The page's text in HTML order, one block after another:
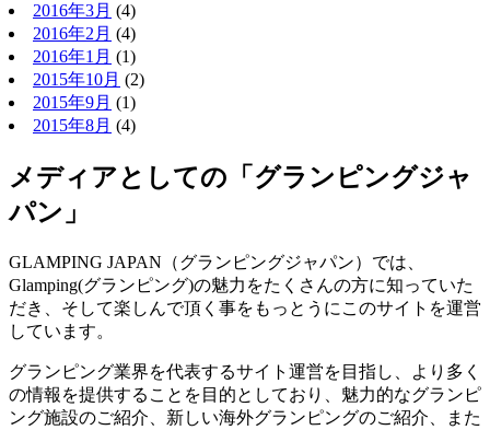
2016年3月 (4)
2016年2月 (4)
2016年1月 (1)
2015年10月 (2)
2015年9月 (1)
2015年8月 (4)
メディアとしての「グランピングジャ
パン」
GLAMPING JAPAN（グランピングジャパン）では、
Glamping(グランピング)の魅力をたくさんの方に知っていた
だき、そして楽しんで頂く事をもっとうにこのサイトを運営
しています。
グランピング業界を代表するサイト運営を目指し、より多く
の情報を提供することを目的としており、魅力的なグランピ
ング施設のご紹介、新しい海外グランピングのご紹介、また